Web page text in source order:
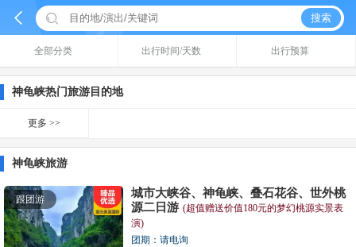
  搜索
全部分类 出行时间/天数 出行预算
神龟峡热门旅游目的地
更多 >>
神龟峡旅游
跟团游
城市大峡谷、神龟峡、叠石花谷、世外桃
源二日游 (超值赠送价值180元的梦幻桃源实景表
演)
团期：请电询